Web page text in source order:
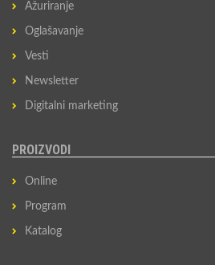
Ažuriranje
Oglašavanje
Vesti
Newsletter
Digitalni marketing
PROIZVODI
Online
Program
Katalog